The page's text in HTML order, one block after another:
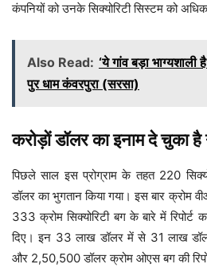
कंपनियों को उनके सिक्योरिटी सिस्टम को
Also Read: ‘ये गांव बड़ा भाग्यशाली
पुर धाम कंवरपुरा (सरसा)
करोड़ों डॉलर का इनाम दे चुका
पिछले साल इस प्रोग्राम के तहत 220
डॉलर का भुगतान किया गया। इस बार क्रोम
333 क्रोम सिक्योरिटी बग के बारे में
दिए। इन 33 लाख डॉलर में से 31 लाख
और 2,50,500 डॉलर क्रोम ओएस बग की